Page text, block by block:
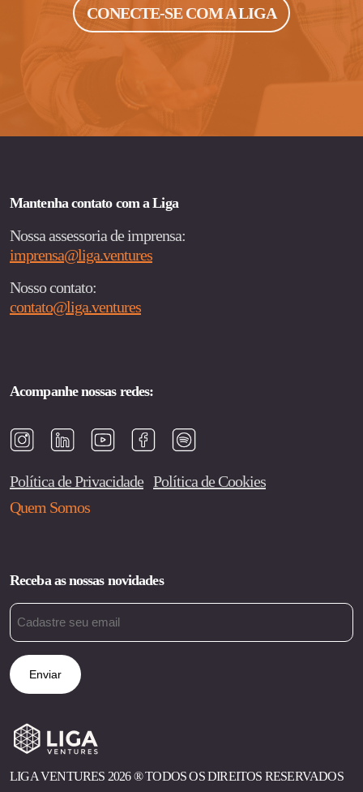
CONECTE-SE COM A LIGA
Mantenha contato com a Liga
Nossa assessoria de imprensa:
imprensa@liga.ventures
Nosso contato:
contato@liga.ventures
Acompanhe nossas redes:
Política de Privacidade Política de Cookies
Quem Somos
Receba as nossas novidades
Email
LIGA VENTURES 2026 ®︎ TODOS OS DIREITOS RESERVADOS